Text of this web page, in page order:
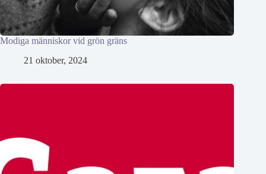
Modiga människor vid grön gräns
21 oktober, 2024